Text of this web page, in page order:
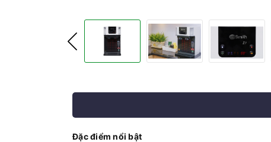
Đặc điểm nổi bật